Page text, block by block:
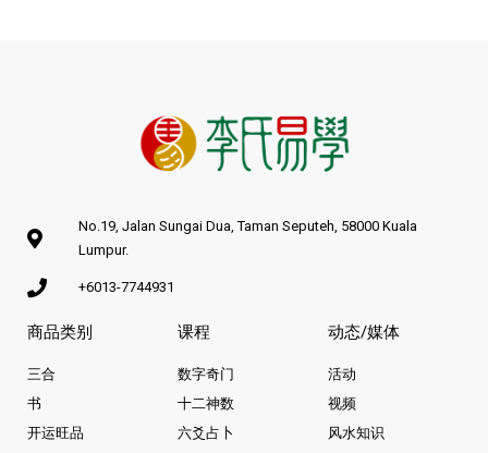
No.19, Jalan Sungai Dua, Taman Seputeh, 58000 Kuala
Lumpur.
+6013-7744931
商品类别
三合
书
开运旺品
课程
数字奇门
十二神数
六爻占卜
动态/媒体
活动
视频
风水知识